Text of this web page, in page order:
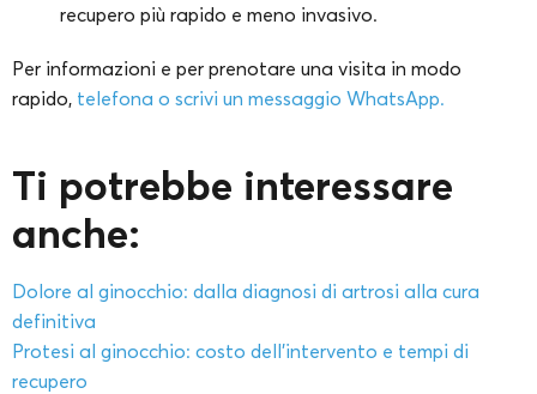
recupero più rapido e meno invasivo.
Per informazioni e per prenotare una visita in modo
rapido, telefona o scrivi un messaggio WhatsApp.
Ti potrebbe interessare
anche:
Dolore al ginocchio: dalla diagnosi di artrosi alla cura
definitiva
Protesi al ginocchio: costo dell’intervento e tempi di
recupero